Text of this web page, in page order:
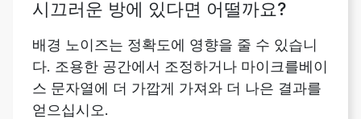
시끄러운 방에 있다면 어떨까요?
배경 노이즈는 정확도에 영향을 줄 수 있습니
다. 조용한 공간에서 조정하거나 마이크를베이
스 문자열에 더 가깝게 가져와 더 나은 결과를
얻으십시오.